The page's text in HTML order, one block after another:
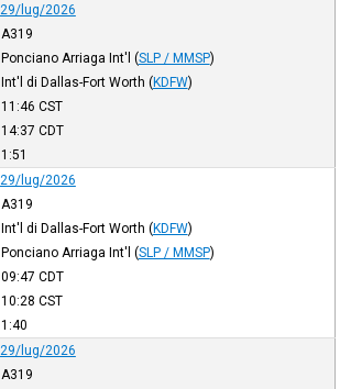
29/lug/2026
A319
Ponciano Arriaga Int'l (SLP / MMSP)
Int'l di Dallas-Fort Worth (KDFW)
11:46 CST
14:37 CDT
1:51
29/lug/2026
A319
Int'l di Dallas-Fort Worth (KDFW)
Ponciano Arriaga Int'l (SLP / MMSP)
09:47 CDT
10:28 CST
1:40
29/lug/2026
A319